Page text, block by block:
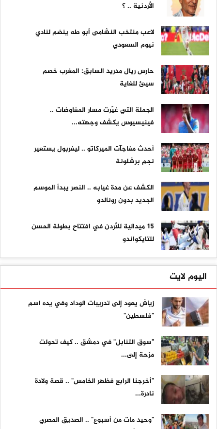
الأردنية .. ؟
لاعب منتخب النشامى أبو طه ينضم لنادي
نيوم السعودي
حارس ريال مدريد السابق: المغرب خصم
سيئ للغاية
الجملة التي غيّرت مسار المفاوضات ..
فينيسيوس يكشف وجهته...
أحدث مفاجآت الميركاتو .. ليفربول يستعير
نجم برشلونة
الكشف عن مدة غيابه .. النصر يبدأ الموسم
الجديد بدون رونالدو
15 ميدالية للأردن في افتتاح بطولة الحسن
للتايكواندو
اليوم لايت
زياش يعود إلى تدريبات الوداد وفي يده اسم
"فلسطين"
"سوق التنابل" في دمشق .. كيف تحولت
مزحة إلى...
"أخرجنا الرابع فظهر الخامس" .. قصة ولادة
نادرة...
"وحيد مات من أسبوع" .. الصديق المصري